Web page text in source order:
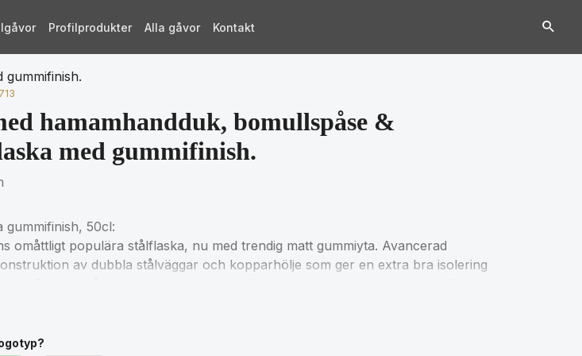
Profilprodukter Alla gåvor Kontakt
gummifinish.
hamamhandduk, bomullspåse &
med gummifinish.
gummifinish, 50cl:
omåttligt populära stålflaska, nu med trendig matt gummiyta. Avancerad
av dubbla stålväggar och kopparhölje som ger en extra bra isolering
på en vattenflaska av hållbar kvalité för både dig och miljön! Flaskan rymmer